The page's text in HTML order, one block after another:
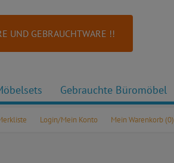
UND GEBRAUCHTWARE !!
Gebrauchte Büromöbel
Mein Warenkorb (0)
Login/Mein Konto